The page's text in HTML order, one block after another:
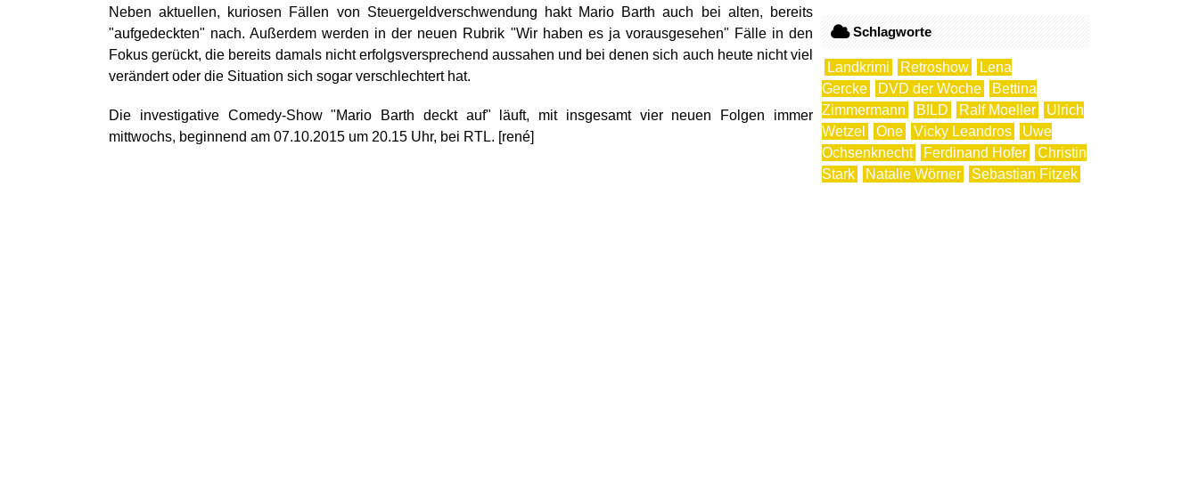
Neben aktuellen, kuriosen Fällen von Steuergeldverschwendung hakt Mario Barth auch bei alten, bereits
"aufgedeckten" nach. Außerdem werden in der neuen Rubrik "Wir haben es ja vorausgesehen" Fälle in den
Fokus gerückt, die bereits damals nicht erfolgsversprechend aussahen und bei denen sich auch heute nicht viel
verändert oder die Situation sich sogar verschlechtert hat.
Die investigative Comedy-Show "Mario Barth deckt auf" läuft, mit insgesamt vier neuen Folgen immer
mittwochs, beginnend am 07.10.2015 um 20.15 Uhr, bei RTL. [rené]
Schlagworte
Landkrimi Retroshow
Lena
Gercke
DVD der Woche
Bettina
Zimmermann
BILD Ralf Moeller
Ulrich
Wetzel
One Vicky Leandros
Uwe
Ochsenknecht
Ferdinand Hofer
Christin
Stark
Natalie Wörner Sebastian Fitzek